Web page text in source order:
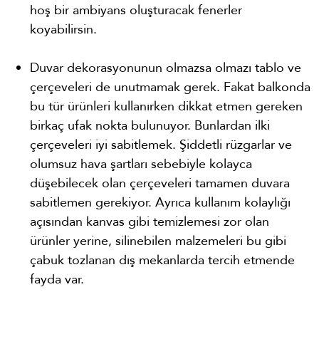
hoş bir ambiyans oluşturacak fenerler
koyabilirsin.
Duvar dekorasyonunun olmazsa olmazı tablo ve
çerçeveleri de unutmamak gerek. Fakat balkonda
bu tür ürünleri kullanırken dikkat etmen gereken
birkaç ufak nokta bulunuyor. Bunlardan ilki
çerçeveleri iyi sabitlemek. Şiddetli rüzgarlar ve
olumsuz hava şartları sebebiyle kolayca
düşebilecek olan çerçeveleri tamamen duvara
sabitlemen gerekiyor. Ayrıca kullanım kolaylığı
açısından kanvas gibi temizlemesi zor olan
ürünler yerine, silinebilen malzemeleri bu gibi
çabuk tozlanan dış mekanlarda tercih etmende
fayda var. ​